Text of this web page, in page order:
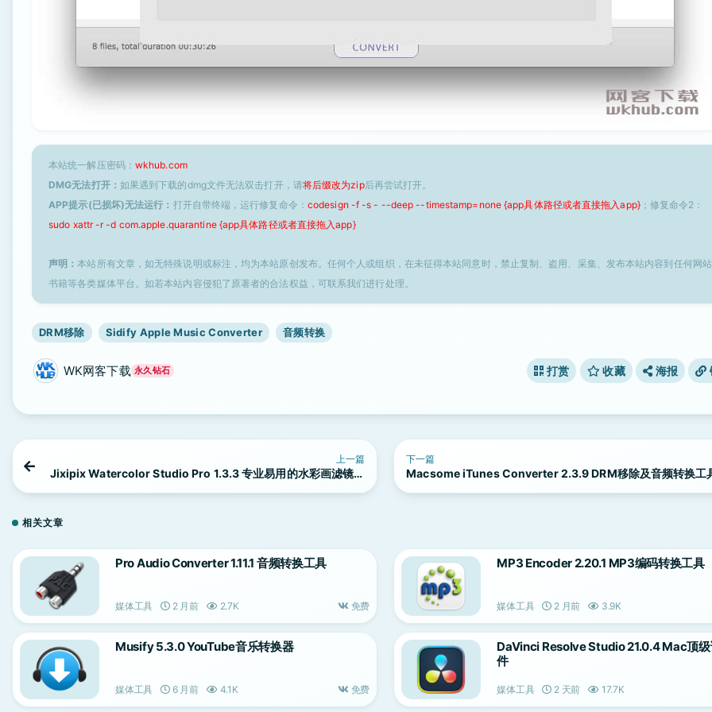
本站统一解压密码： wkhub.com
DMG无法打开： 如果遇到下载的dmg文件无法双击打开，请将后缀改为zip后再尝试打开。
APP提示(已损坏)无法运行： 打开自带终端，运行修复命令： codesign -f -s - --deep --timestamp=none {app具体路径或者直接拖入app}；修复命令2：
sudo xattr -r -d com.apple.quarantine {app具体路径或者直接拖入app}
声明：本站所有文章，如无特殊说明或标注，均为本站原创发布。任何个人或组织，在未征得本站同意时，禁止复制、盗用、采集、发布本站内容到任何网
书籍等各类媒体平台。如若本站内容侵犯了原著者的合法权益，可联系我们进行处理。
DRM移除 Sidify Apple Music Converter 音频转换
WK网客下载 永久钻石 打赏 收藏 海报
上一篇
Jixipix Watercolor Studio Pro 1.3.3 专业易用的水彩画滤镜软
下一篇
Macsome iTunes Converter 2.3.9 DRM移除及音频转换工
相关文章
Pro Audio Converter 1.11.1 音频转换工具
媒体工具 2 月前 2.7K 免费
MP3 Encoder 2.20.1 MP3编码转换工具
媒体工具 2 月前 3.9K
Musify 5.3.0 YouTube音乐转换器
媒体工具 6 月前 4.1K 免费
DaVinci Resolve Studio 21.0.4 Mac顶
件
媒体工具 2 天前 17.7K